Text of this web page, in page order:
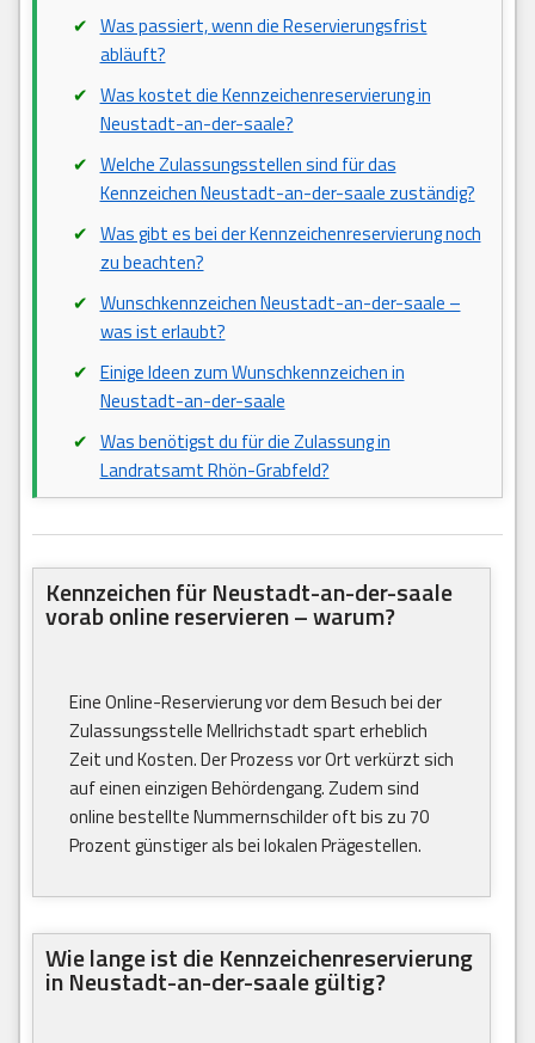
Was passiert, wenn die Reservierungsfrist
abläuft?
Was kostet die Kennzeichenreservierung in
Neustadt-an-der-saale?
Welche Zulassungsstellen sind für das
Kennzeichen Neustadt-an-der-saale zuständig?
Was gibt es bei der Kennzeichenreservierung noch
zu beachten?
Wunschkennzeichen Neustadt-an-der-saale –
was ist erlaubt?
Einige Ideen zum Wunschkennzeichen in
Neustadt-an-der-saale
Was benötigst du für die Zulassung in
Landratsamt Rhön-Grabfeld?
Kennzeichen für Neustadt-an-der-saale
vorab online reservieren – warum?
Eine Online-Reservierung vor dem Besuch bei der
Zulassungsstelle Mellrichstadt spart erheblich
Zeit und Kosten. Der Prozess vor Ort verkürzt sich
auf einen einzigen Behördengang. Zudem sind
online bestellte Nummernschilder oft bis zu 70
Prozent günstiger als bei lokalen Prägestellen.
Wie lange ist die Kennzeichenreservierung
in Neustadt-an-der-saale gültig?